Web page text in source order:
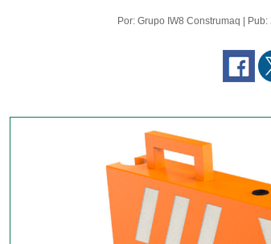
Por: Grupo IW8 Construmaq |